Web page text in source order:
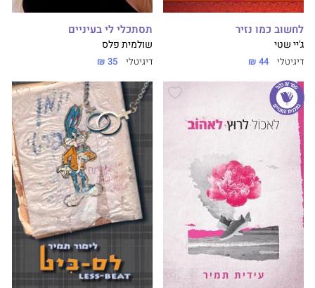
לחשוב כמו נזיר
ג'יי שטי
דיגיטלי 44 ₪
תסתכלי לי בעיניים
שולמית פלס
דיגיטלי 35 ₪